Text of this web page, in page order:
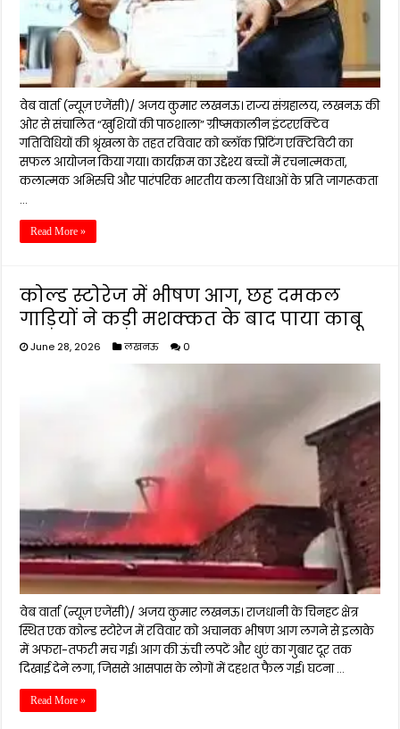
वेब वार्ता (न्यूज़ एजेंसी)/ अजय कुमार लखनऊ। राज्य संग्रहालय, लखनऊ की
ओर से संचालित “खुशियों की पाठशाला” ग्रीष्मकालीन इंटरएक्टिव
गतिविधियों की श्रृंखला के तहत रविवार को ब्लॉक प्रिंटिंग एक्टिविटी का
सफल आयोजन किया गया। कार्यक्रम का उद्देश्य बच्चों में रचनात्मकता,
कलात्मक अभिरुचि और पारंपरिक भारतीय कला विधाओं के प्रति जागरूकता
…
Read More »
कोल्ड स्टोरेज में भीषण आग, छह दमकल
गाड़ियों ने कड़ी मशक्कत के बाद पाया काबू
June 28, 2026 लखनऊ 0
वेब वार्ता (न्यूज़ एजेंसी)/ अजय कुमार लखनऊ। राजधानी के चिनहट क्षेत्र
स्थित एक कोल्ड स्टोरेज में रविवार को अचानक भीषण आग लगने से इलाके
में अफरा-तफरी मच गई। आग की ऊंची लपटें और धुएं का गुबार दूर तक
दिखाई देने लगा, जिससे आसपास के लोगों में दहशत फैल गई। घटना …
Read More »